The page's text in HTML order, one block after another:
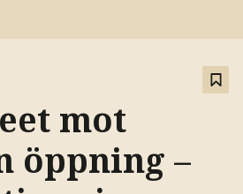
mot
öppning –